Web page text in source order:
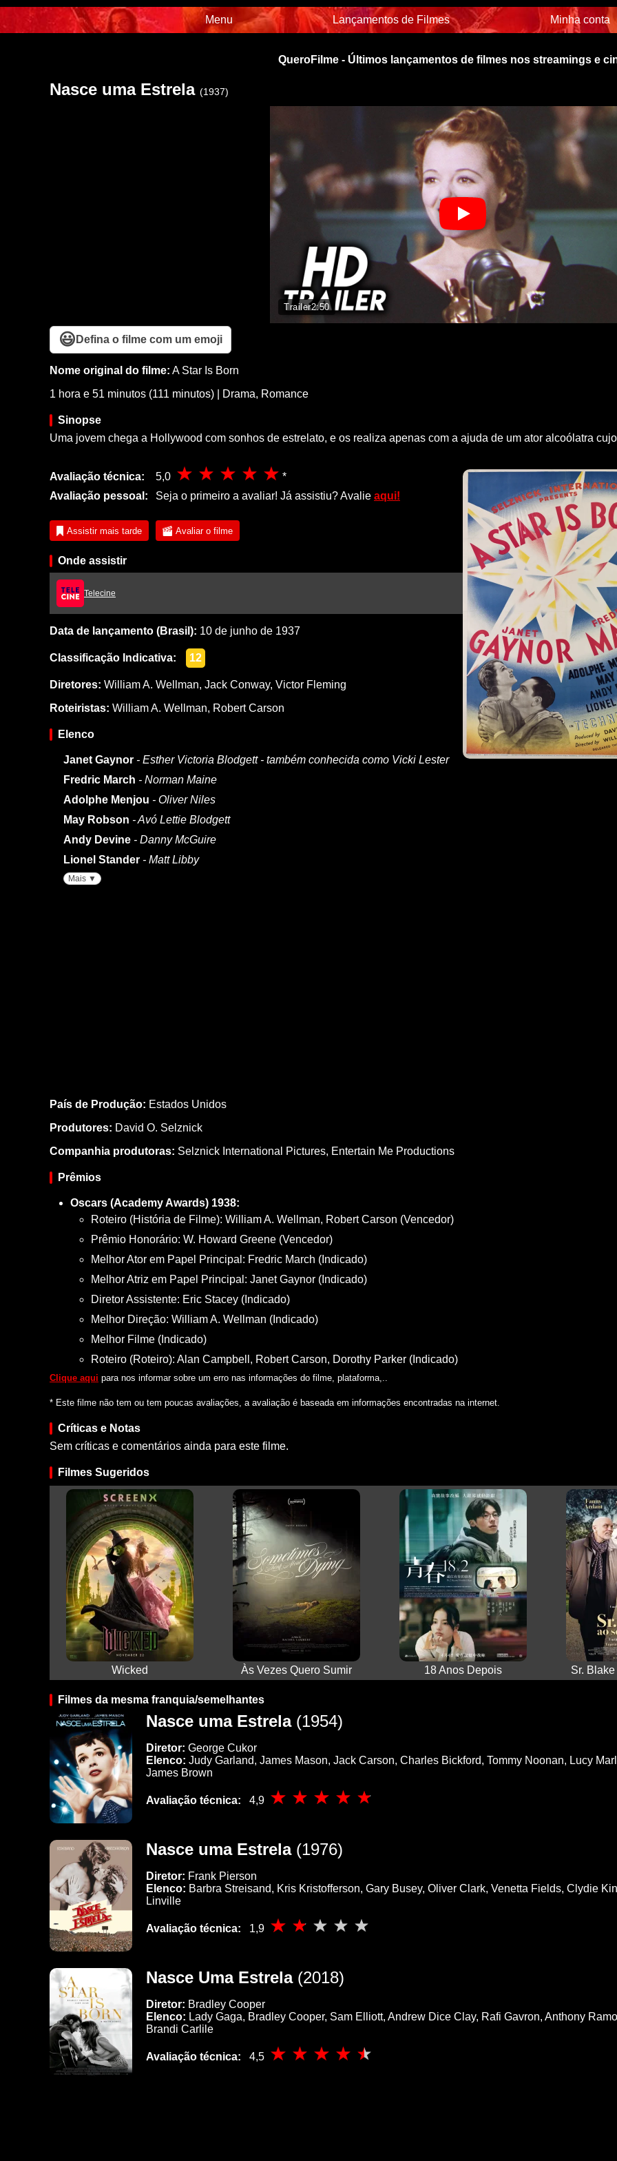
Menu Lançamentos de Filmes Minha conta
QueroFilme - Últimos lançamentos de filmes nos streamings e
Nasce uma Estrela (1937)
Trailer2:50
😃 Defina o filme com um emoji
Nome original do filme: A Star Is Born
1 hora e 51 minutos (111 minutos)
Drama, Romance
Sinopse
Uma jovem chega a Hollywood com sonhos de estrelato, e os realiza apenas com a ajuda de um ator alcoólatra
Avaliação técnica: 5,0
*
Avaliação pessoal:
Seja o primeiro a avaliar! Já assistiu? Avalie aqui!
Assistir mais tarde Avaliar o filme
Onde assistir
Telecine
Data de lançamento (Brasil): 10 de junho de 1937
Classificação Indicativa: 12
Diretores: William A. Wellman, Jack Conway, Victor Fleming
Roteiristas: William A. Wellman, Robert Carson
Elenco
Janet Gaynor - Esther Victoria Blodgett - também conhecida como Vicki Lester
Fredric March - Norman Maine
Adolphe Menjou - Oliver Niles
May Robson - Avó Lettie Blodgett
Andy Devine - Danny McGuire
Lionel Stander - Matt Libby
Mais ▼
País de Produção: Estados Unidos
Produtores: David O. Selznick
Companhia produtoras: Selznick International Pictures, Entertain Me Productions
Prêmios
Oscars (Academy Awards) 1938:
Roteiro (História de Filme): William A. Wellman, Robert Carson (Vencedor)
Prêmio Honorário: W. Howard Greene (Vencedor)
Melhor Ator em Papel Principal: Fredric March (Indicado)
Melhor Atriz em Papel Principal: Janet Gaynor (Indicado)
Diretor Assistente: Eric Stacey (Indicado)
Melhor Direção: William A. Wellman (Indicado)
Melhor Filme (Indicado)
Roteiro (Roteiro): Alan Campbell, Robert Carson, Dorothy Parker (Indicado)
Clique aqui para nos informar sobre um erro nas informações do filme, plataforma,..
* Este filme não tem ou tem poucas avaliações, a avaliação é baseada em informações encontradas na internet.
Críticas e Notas
Sem críticas e comentários ainda para este filme.
Filmes Sugeridos
Wicked Às Vezes Quero Sumir 18 Anos Depois Sr.
Filmes da mesma franquia/semelhantes
Nasce uma Estrela(1954)
Diretor: George Cukor
Elenco: Judy Garland, James Mason, Jack Carson, Charles Bickford, Tommy Noonan, Lucy
James Brown
Avaliação técnica: 4,9
Nasce uma Estrela(1976)
Diretor: Frank Pierson
Elenco: Barbra Streisand, Kris Kristofferson, Gary Busey, Oliver Clark, Venetta Fields, Clydie
Linville
Avaliação técnica: 1,9
Nasce Uma Estrela(2018)
Diretor: Bradley Cooper
Elenco: Lady Gaga, Bradley Cooper, Sam Elliott, Andrew Dice Clay, Rafi Gavron, Anthony
Brandi Carlile
Avaliação técnica: 4,5